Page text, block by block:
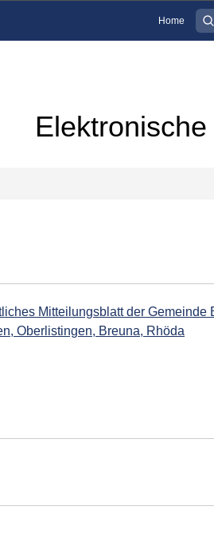
Home
Mitteilungsblatt der Gemeinde
Oberlistingen, Breuna, Rhöda